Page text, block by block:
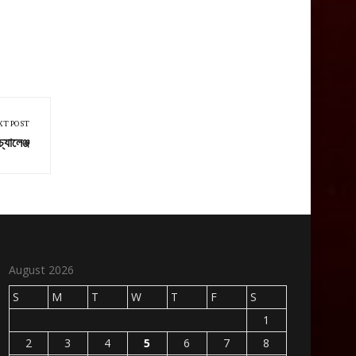
POST
August 2026
S
M T W T F
S
1
2
3 4 5 6 7 8